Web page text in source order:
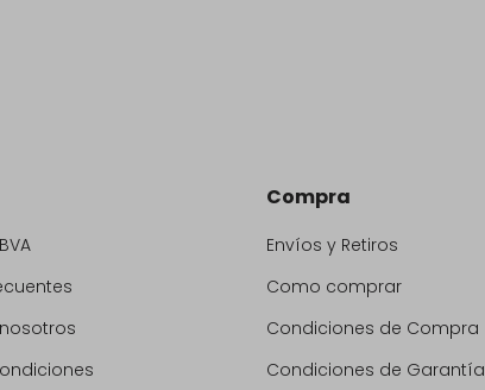
Compra
Envíos y Retiros
Como comprar
Condiciones de Compra
Condiciones de Garantía